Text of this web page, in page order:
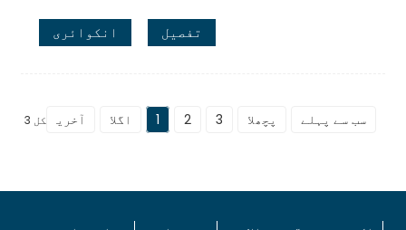
انکوائری تفصیل
سب سے پہلے پچھلا 1 2 3 اگلا آخری کل 3